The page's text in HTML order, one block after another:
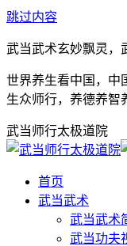
跳过内容
武当武术玄妙飘灵，
世界养生看中国，中
生众师行，养德养智
武当师行太极道院
首页
武当武术
武当武术
武当功夫